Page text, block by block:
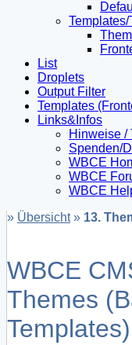
List
Droplets
Output Filter
Templates
Links&Infos
Hinweise /
Spenden/
WBCE
WBCE
WBCE
» Übersicht» 13.
WBCE
Themes
Templates)